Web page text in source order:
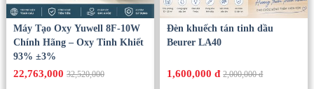
Máy Tạo Oxy Yuwell 8F-10W
Chính Hãng – Oxy Tinh Khiết
93% ±3%
22,763,00032,520,000
Đèn khuếch tán tinh dầu
Beurer LA40
1,600,000 đ 2,000,000 đ